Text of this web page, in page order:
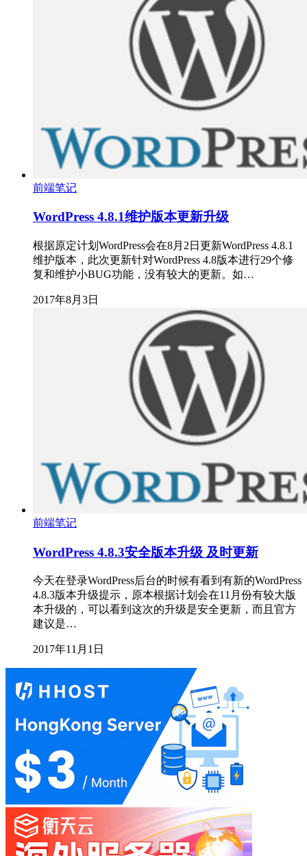
前端笔记
WordPress 4.8.1维护版本更新升级
根据原定计划WordPress会在8月2日更新WordPress 4.8.1
维护版本，此次更新针对WordPress 4.8版本进行29个修
复和维护小BUG功能，没有较大的更新。如…
2017年8月3日
前端笔记
WordPress 4.8.3安全版本升级 及时更新
今天在登录WordPress后台的时候有看到有新的WordPress
4.8.3版本升级提示，原本根据计划会在11月份有较大版
本升级的，可以看到这次的升级是安全更新，而且官方
建议是…
2017年11月1日